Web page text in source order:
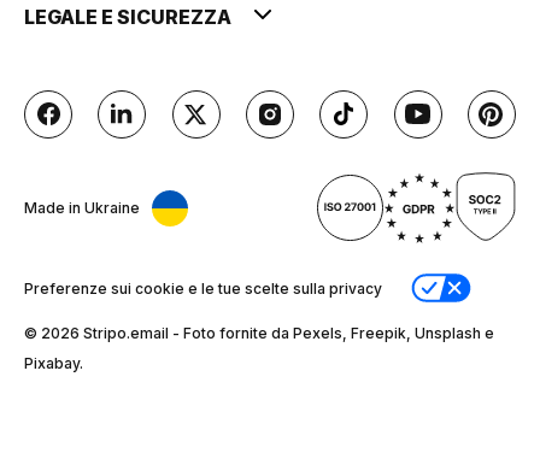
LEGALE E SICUREZZA
Made in Ukraine
Preferenze sui cookie e le tue scelte sulla privacy
© 2026 Stripо.email - Foto fornite da Pexels, Freepik, Unsplash e
Pixabay.